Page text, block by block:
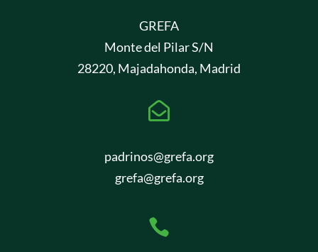
GREFA
Monte del Pilar S/N
28220, Majadahonda, Madrid

padrinos@grefa.org
grefa@grefa.org
